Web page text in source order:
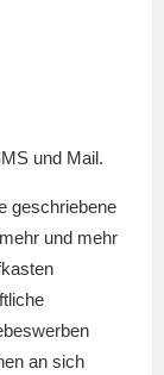
und Mail.
geschriebene
und mehr
an sich